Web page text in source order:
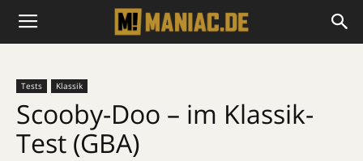
Tests Klassik
Scooby-Doo – im Klassik-
Test (GBA)